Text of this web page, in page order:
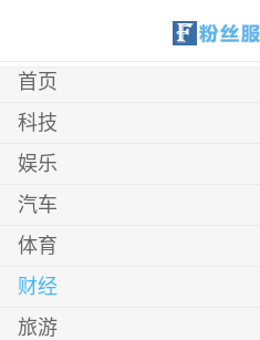
首页
科技
娱乐
汽车
体育
财经
旅游